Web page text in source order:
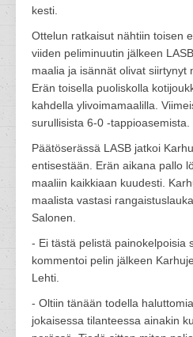
kesti.
Ottelun ratkaisut nähtiin toisen
viiden peliminuutin jälkeen
maalia ja isännät olivat siirtynyt
Erän toisella puoliskolla
kahdella ylivoimamaalilla.
surullisista 6-0 -tappioasemista.
Päätöserässä LASB jatkoi
entisestään. Erän aikana pallo
maaliin kaikkiaan kuudesti.
maalista vastasi
Salonen.
- Ei tästä pelistä painokelpoisia
kommentoi pelin jälkeen
Lehti.
- Oltiin tänään todella
jokaisessa tilanteessa ainakin